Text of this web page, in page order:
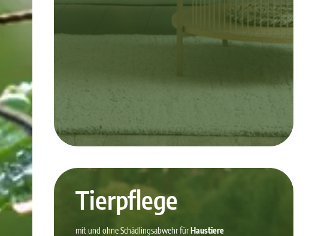
Tierpflegemit und ohne Schädlingsabwehr für Haustiere
Tierpflege
mit und ohne Schädlingsabwehr fürHaustiere